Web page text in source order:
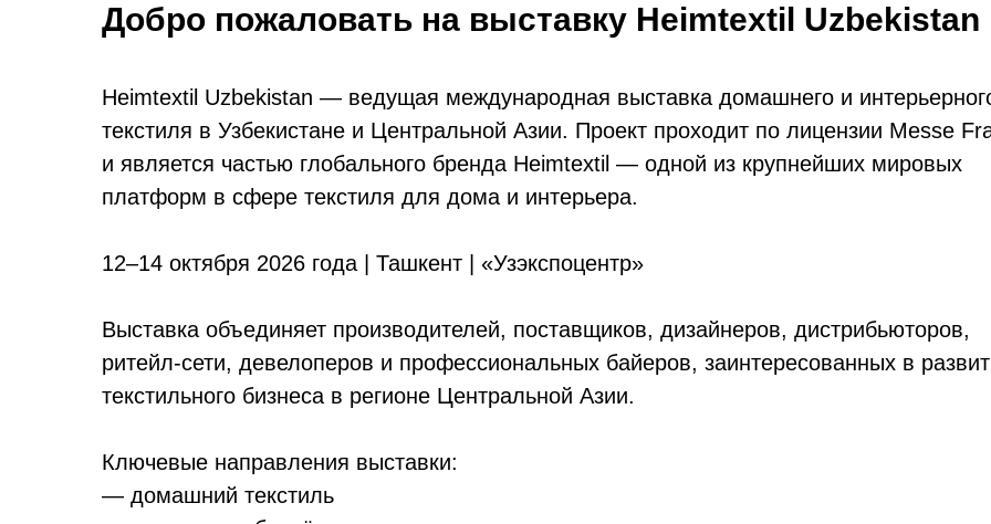
Добро пожаловать на выставку Heimtextil Uzbekistan
Heimtextil Uzbekistan — ведущая международная выставка домашнего и
текстиля в Узбекистане и Центральной Азии. Проект проходит по лицензии Messe
и является частью глобального бренда Heimtextil — одной из крупнейших мировых
платформ в сфере текстиля для дома и интерьера.
12–14 октября 2026 года | Ташкент | «Узэкспоцентр»
Выставка объединяет производителей, поставщиков, дизайнеров, дистрибьюторов,
ритейл-сети, девелоперов и профессиональных байеров, заинтересованных в
текстильного бизнеса в регионе Центральной Азии.
Ключевые направления выставки:
— домашний текстиль